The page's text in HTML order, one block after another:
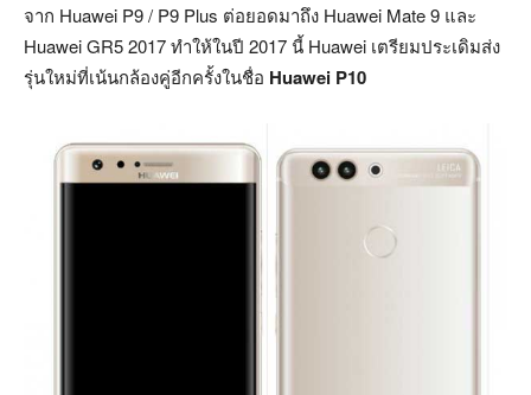
จาก Huawei P9 / P9 Plus ต่อยอดมาถึง Huawei Mate 9 และ
Huawei GR5 2017 ทำให้ในปี 2017 นี้ Huawei เตรียมประเดิมส่ง
รุ่นใหม่ที่เน้นกล้องคู่อีกครั้งในชื่อ Huawei P10